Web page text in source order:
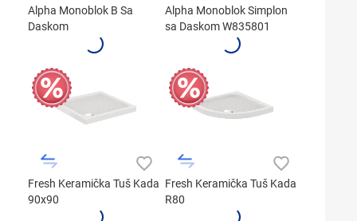
Alpha Monoblok B Sa
Daskom
Alpha Monoblok Simplon
sa Daskom W835801
Fresh Keramička Tuš Kada
90x90
Fresh Keramička Tuš Kada
R80